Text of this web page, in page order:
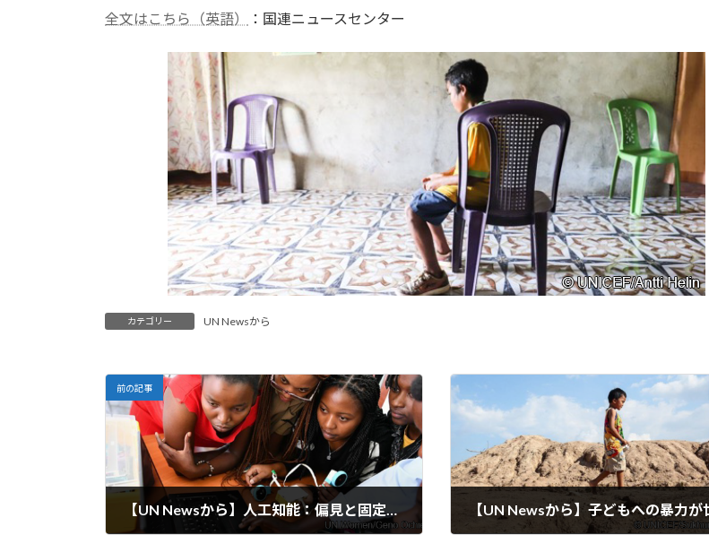
全文はこちら（英語） ：国連ニュースセンター
カテゴリー UN Newsから
前の記事
【UN Newsから】人工知能：偏見と固定観念の根絶